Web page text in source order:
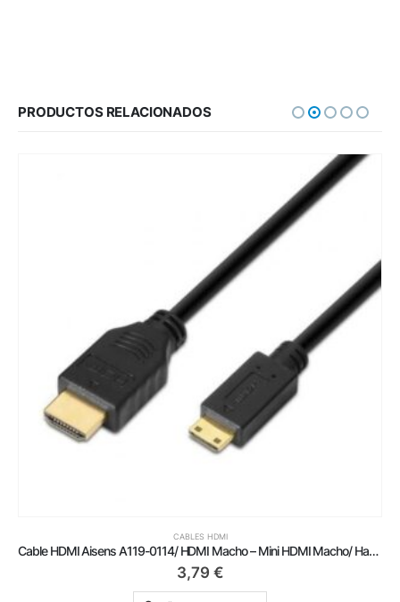
PRODUCTOS RELACIONADOS
CABLES HDMI
Cable HDMI Aisens A119-0114/ HDMI Macho – Mini HDMI Macho/ Hasta 10W/ 720Mbps/ 1.8m/ Negro
3,79 €